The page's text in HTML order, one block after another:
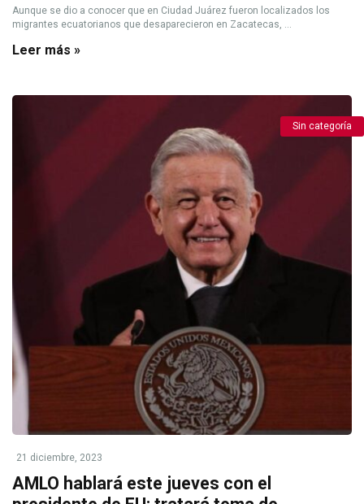
Aunque se dio a conocer que en Ciudad Juárez fueron localizados los
migrantes ecuatorianos que desaparecieron en Zacatecas, ...
Leer más »
Sin categoría
21 diciembre, 2023
AMLO hablará este jueves con el